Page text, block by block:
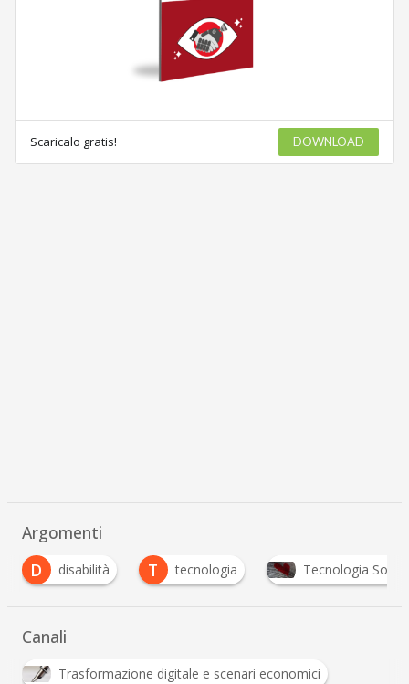
Scaricalo gratis! DOWNLOAD
Argomenti
disabilità T tecnologia Tecnologia Solidale
Canali
Trasformazione digitale e scenari economici